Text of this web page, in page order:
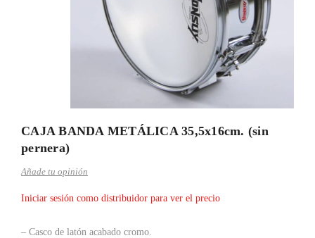
CAJA BANDA METÁLICA 35,5x16cm. (sin
pernera)
Añade tu opinión
Iniciar sesión como distribuidor para ver el precio
– Casco de latón acabado cromo.